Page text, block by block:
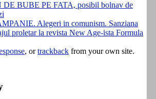
BUBE PE FATA, posibil bolnav de
Alegeri in comunism. Sanziana
proletar la revista New Age-ista Formula
, ortrackback from your own site.